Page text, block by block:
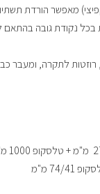
קפיצי) מאפשר הורדת
נקודת גובה בהתאם
רוזטות לתקרה, ומעבר